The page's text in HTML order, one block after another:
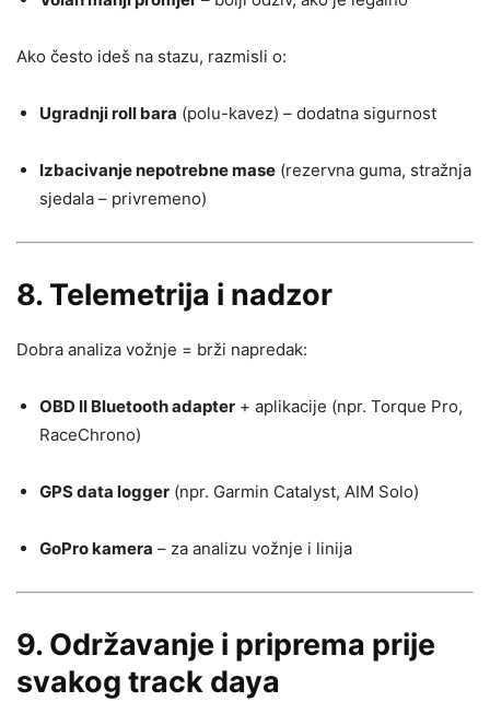
Ako često ideš na stazu, razmisli o:
Ugradnji roll bara (polu-kavez) – dodatna sigurnost
Izbacivanje nepotrebne mase (rezervna guma, stražnja
sjedala – privremeno)
8. Telemetrija i nadzor
Dobra analiza vožnje = brži napredak:
OBD II Bluetooth adapter + aplikacije (npr. Torque Pro,
RaceChrono)
GPS data logger (npr. Garmin Catalyst, AIM Solo)
GoPro kamera – za analizu vožnje i linija
9. Održavanje i priprema prije
svakog track daya